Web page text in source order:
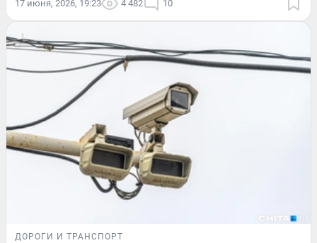
17 июня, 2026, 19:23 4 482 10
ДОРОГИ И ТРАНСПОРТ